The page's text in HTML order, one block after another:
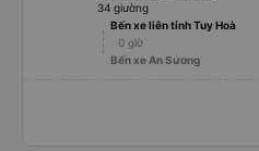
34 giường
Bến xe liên tỉnh Tuy Hoà
0 giờ
Bến xe An Sương